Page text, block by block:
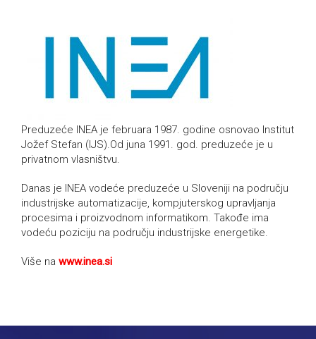
Preduzeće INEA je februara 1987. godine osnovao Institut
Jožef Stefan (IJS).Od juna 1991. god. preduzeće je u
privatnom vlasništvu.
Danas je INEA vodeće preduzeće u Sloveniji na području
industrijske automatizacije, kompjuterskog upravljanja
procesima i proizvodnom informatikom. Takođe ima
vodeću poziciju na području industrijske energetike.
Više na www.inea.si